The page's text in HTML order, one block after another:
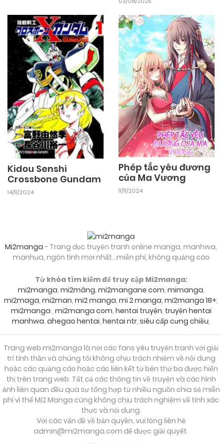
Chapter 94
Chapter 93 16/02/2026
Chapter 92 16/02/2026
Chapter 91 16/02/2026
Chapter 90 16/02/2026
Chapter 89
Chapter 87 16/02/2026
Chapter 86 16/02/2026
Chapter 85 16/02/2026
Chapter 84 16/02/2026
Chapter 83 16/02/2026
Chapter 82 16/02/2026
Kidou Senshi
Crossbone Gundam
14/11/2024
Phép tắc yêu đương
của Ma Vương
11/11/2024
Mi2manga - Trang đọc truyện tranh online manga, manhwa,
manhua, ngôn tình mới nhất...miễn phí, không quảng cáo
Từ khóa tìm kiếm để truy cập Mi2manga:
mi2manga, mi2mâng, mi2mangane com, mimanga,
mi2maga, mi2man, mi2 manga, mi 2 manga, mi2manga 18+,
mi2manga , mi2manga com, hentai truyện, truyện hentai
manhwa, ahegao hentai, hentai ntr, siêu cấp cưng chiều,
Trang web mi2manga là nới các fans yêu truyện tranh với giải
trí tính thần và chúng tôi không chịu trách nhiệm về nội dung
hoặc các quảng cáo hoặc các liên kết từ bên thứ ba được hiển
thị trên trang web. Tất cả các thông tin về truyện và các hình
ảnh liên quan đều qua sự tổng hợp từ nhiều nguồn chia sẻ miễn
phí vì thế Mi2 Manga cũng không chịu trách nghiệm về tính xác
thực và nội dung.
Với các vấn đề về bản quyền, vui lòng liên hệ
admin@mi2manga.com để được giải quyết.